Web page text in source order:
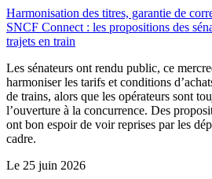
Harmonisation des titres, garantie de
SNCF Connect : les propositions des
trajets en train
Les sénateurs ont rendu public, ce
harmoniser les tarifs et conditions
de trains, alors que les opérateurs sont
l’ouverture à la concurrence. Des
ont bon espoir de voir reprises par les
cadre.
Le 25 juin 2026